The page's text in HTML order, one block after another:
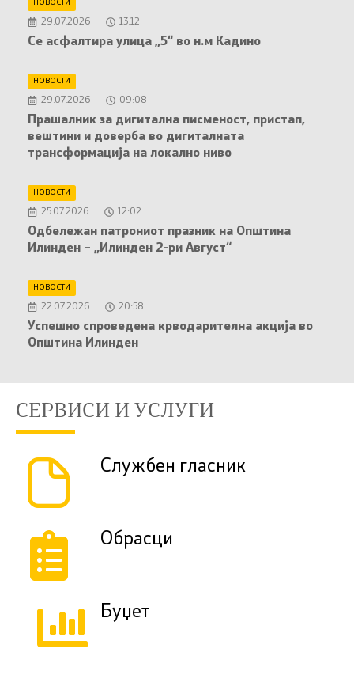
НОВОСТИ
29.07.2026 13:12
Се асфалтира улица „5“ во н.м Кадино
НОВОСТИ
29.07.2026 09:08
Прашалник за дигитална писменост, пристап,
вештини и доверба во дигиталната
трансформација на локално ниво
НОВОСТИ
25.07.2026 12:02
Oдбележан патрониот празник на Општина
Илинден – „Илинден 2-ри Август“
НОВОСТИ
22.07.2026 20:58
Успешно спроведена крводарителна акција во
Општина Илинден
СЕРВИСИ И УСЛУГИ
Службен гласник
Обрасци
Буџет